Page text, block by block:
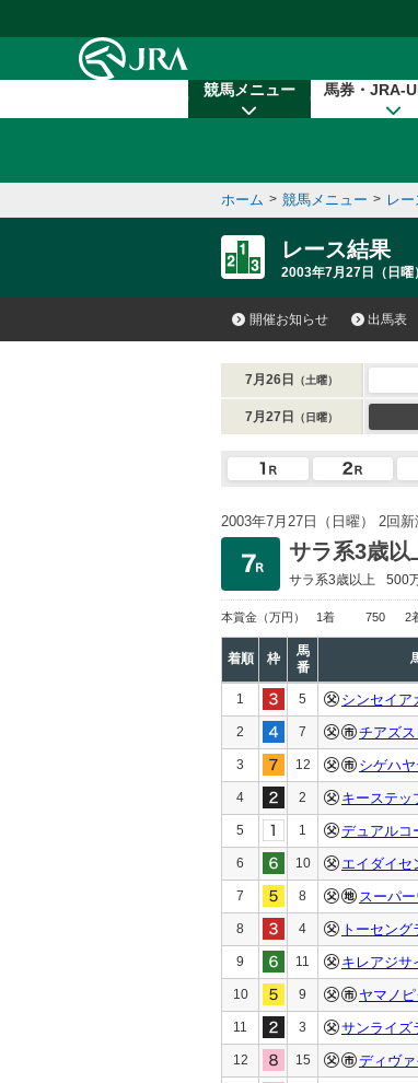
競馬メニュー 馬券・JRA-
ホーム > 競馬メニュー > レ
レース結果
2003年7月27日（日曜
開催お知らせ 出馬表
7月26日 （土曜）
7月27日 （日曜）
2003年7月27日（日曜） 2回新
サラ系3歳以
サラ系3歳以上 500
本賞金 （万円） 1着 750 2
着順 枠
馬
番
1 5 シンセイア
2 7 チアズ
3 12 シゲハヤ
4 2 キーステッ
5 1 デュアルコ
6 10 エイダイセ
7 8 スーパ
8 4 トーセング
9 11 キレアジサ
10 9 ヤマノ
11 3 サンライズ
12 15 ディヴ